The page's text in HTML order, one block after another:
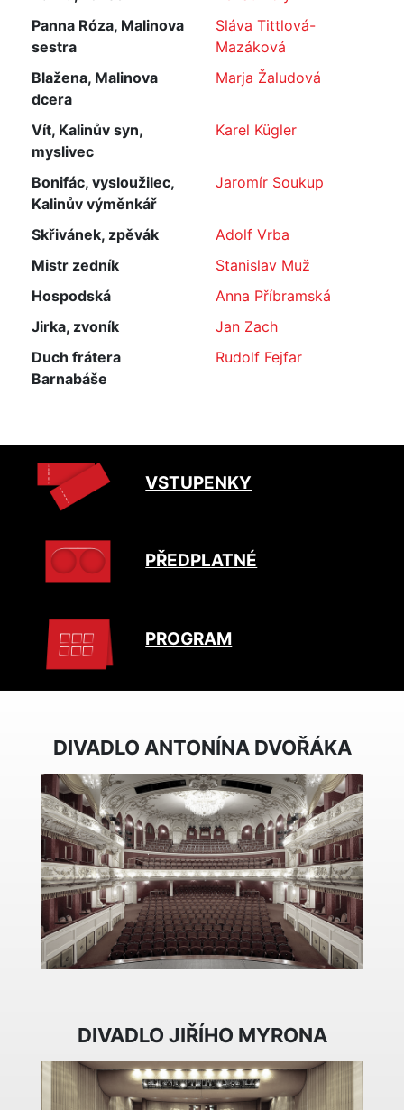
Panna Róza, Malinova
sestra
Sláva Tittlová-
Mazáková
Blažena, Malinova
dcera
Marja Žaludová
Vít, Kalinův syn,
myslivec
Karel Kügler
Bonifác, vysloužilec,
Kalinův výměnkář
Jaromír Soukup
Skřivánek, zpěvák
Adolf Vrba
Mistr zedník
Stanislav Muž
Hospodská
Anna Příbramská
Jirka, zvoník
Jan Zach
Duch frátera
Barnabáše
Rudolf Fejfar
VSTUPENKY
PŘEDPLATNÉ
PROGRAM
DIVADLO ANTONÍNA DVOŘÁKA
DIVADLO JIŘÍHO MYRONA